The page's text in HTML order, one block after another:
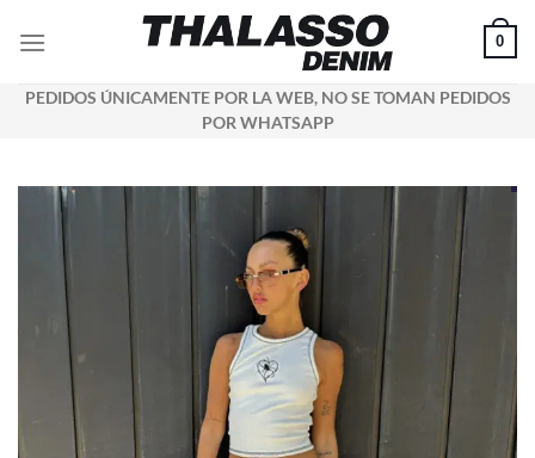
0
PEDIDOS ÚNICAMENTE POR LA WEB, NO SE TOMAN PEDIDOS
POR WHATSAPP